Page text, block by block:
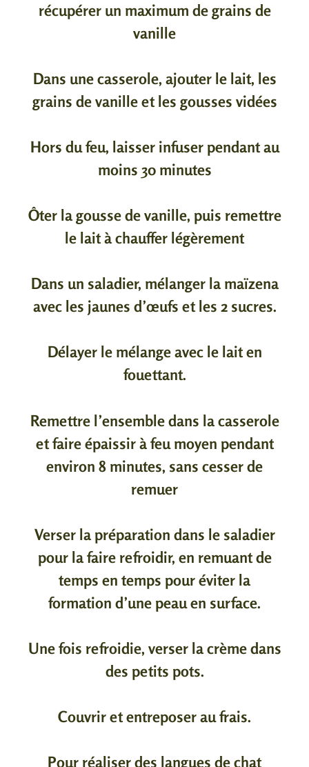
récupérer un maximum de grains de
vanille
Dans une casserole, ajouter le lait, les
grains de vanille et les gousses vidées
Hors du feu, laisser infuser pendant au
moins 30 minutes
Ôter la gousse de vanille, puis remettre
le lait à chauffer légèrement
Dans un saladier, mélanger la maïzena
avec les jaunes d’œufs et les 2 sucres.
Délayer le mélange avec le lait en
fouettant.
Remettre l’ensemble dans la casserole
et faire épaissir à feu moyen pendant
environ 8 minutes, sans cesser de
remuer
Verser la préparation dans le saladier
pour la faire refroidir, en remuant de
temps en temps pour éviter la
formation d’une peau en surface.
Une fois refroidie, verser la crème dans
des petits pots.
Couvrir et entreposer au frais.
Pour réaliser des langues de chat